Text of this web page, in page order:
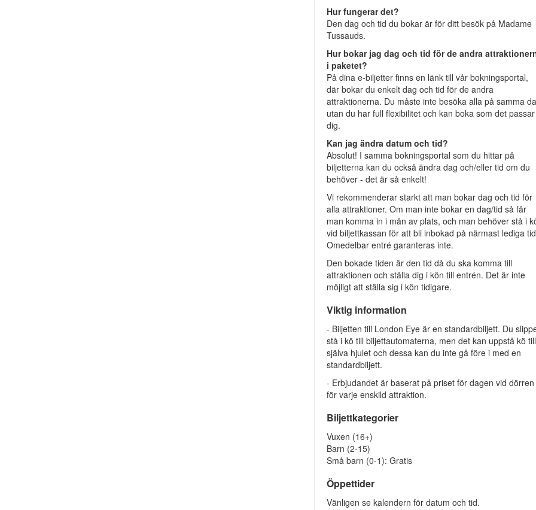
Hur fungerar det?
Den dag och tid du bokar är för ditt besök på Madame
Tussauds.
Hur bokar jag dag och tid för de andra
i paketet?
På dina e-biljetter finns en länk till vår bokningsportal,
där bokar du enkelt dag och tid för de andra
attraktionerna. Du måste inte besöka alla på samma
utan du har full flexibilitet och kan boka som det passar
dig.
Kan jag ändra datum och tid?
Absolut! I samma bokningsportal som du hittar på
biljetterna kan du också ändra dag och/eller tid om du
behöver - det är så enkelt!
Vi rekommenderar starkt att man bokar dag och tid för
alla attraktioner. Om man inte bokar en dag/tid så får
man komma in i mån av plats, och man behöver stå i
vid biljettkassan för att bli inbokad på närmast lediga
Omedelbar entré garanteras inte.
Den bokade tiden är den tid då du ska komma till
attraktionen och ställa dig i kön till entrén. Det är inte
möjligt att ställa sig i kön tidigare.
Viktig information
- Biljetten till London Eye är en standardbiljett. Du
stå i kö till biljettautomaterna, men det kan uppstå kö till
själva hjulet och dessa kan du inte gå före i med en
standardbiljett.
- Erbjudandet är baserat på priset för dagen vid dörren
för varje enskild attraktion.
Biljettkategorier
Vuxen (16+)
Barn (2-15)
Små barn (0-1): Gratis
Öppettider
Vänligen se kalendern för datum och tid.